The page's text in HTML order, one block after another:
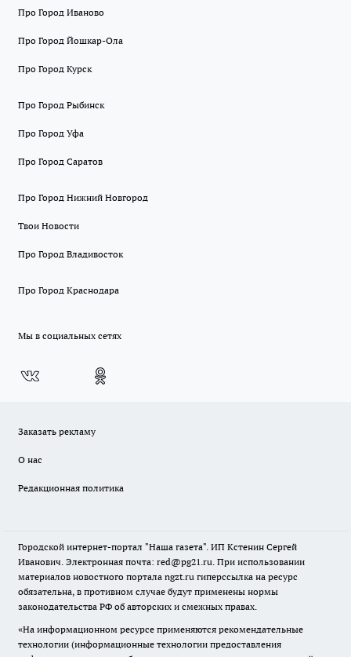
Про Город Иваново
Про Город Йошкар-Ола
Про Город Курск
Про Город Рыбинск
Про Город Уфа
Про Город Саратов
Про Город Нижний Новгород
Твои Новости
Про Город Владивосток
Про Город Краснодара
Мы в социальных сетях
Заказать рекламу
О нас
Редакционная политика
Городской интернет-портал "Наша газета". ИП Кстенин Сергей
Иванович. Электронная почта: red@pg21.ru. При использовании
материалов новостного портала ngzt.ru гиперссылка на ресурс
обязательна, в противном случае будут применены нормы
законодательства РФ об авторских и смежных правах.
«На информационном ресурсе применяются рекомендательные
технологии (информационные технологии предоставления